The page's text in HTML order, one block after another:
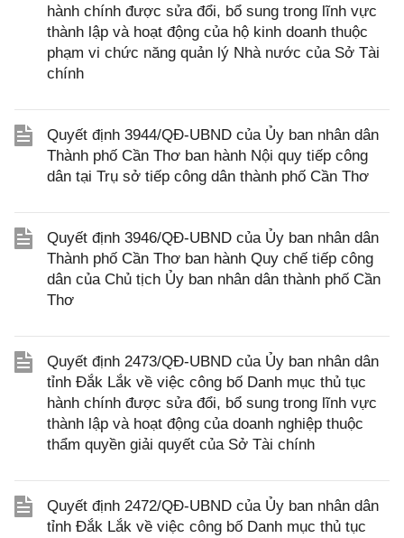
hành chính được sửa đổi, bổ sung trong lĩnh vực
thành lập và hoạt động của hộ kinh doanh thuộc
phạm vi chức năng quản lý Nhà nước của Sở Tài
chính
Quyết định 3944/QĐ-UBND của Ủy ban nhân dân
Thành phố Cần Thơ ban hành Nội quy tiếp công
dân tại Trụ sở tiếp công dân thành phố Cần Thơ
Quyết định 3946/QĐ-UBND của Ủy ban nhân dân
Thành phố Cần Thơ ban hành Quy chế tiếp công
dân của Chủ tịch Ủy ban nhân dân thành phố Cần
Thơ
Quyết định 2473/QĐ-UBND của Ủy ban nhân dân
tỉnh Đắk Lắk về việc công bố Danh mục thủ tục
hành chính được sửa đổi, bổ sung trong lĩnh vực
thành lập và hoạt động của doanh nghiệp thuộc
thẩm quyền giải quyết của Sở Tài chính
Quyết định 2472/QĐ-UBND của Ủy ban nhân dân
tỉnh Đắk Lắk về việc công bố Danh mục thủ tục